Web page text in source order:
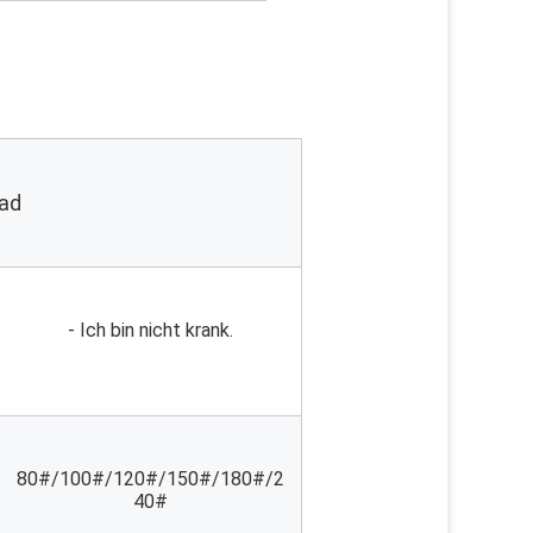
- Ich bin nicht krank.
80#/100#/120#/150#/180#/2
40#